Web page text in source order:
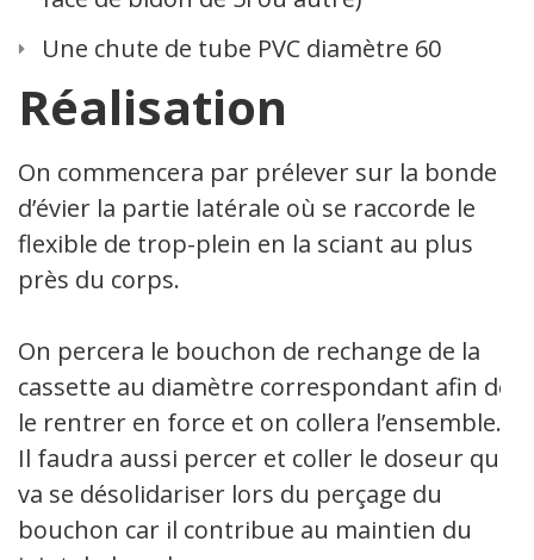
Une chute de tube PVC diamètre 60
Réalisation
On commencera par prélever sur la bonde
d’évier la partie latérale où se raccorde le
flexible de trop-plein en la sciant au plus
près du corps.
On percera le bouchon de rechange de la
cassette au diamètre correspondant afin de
le rentrer en force et on collera l’ensemble.
Il faudra aussi percer et coller le doseur qui
va se désolidariser lors du perçage du
bouchon car il contribue au maintien du